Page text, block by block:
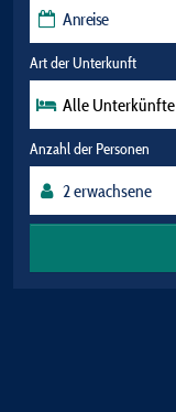
Art der Unterkunft
Alle Unterkünfte
Anzahl der Personen